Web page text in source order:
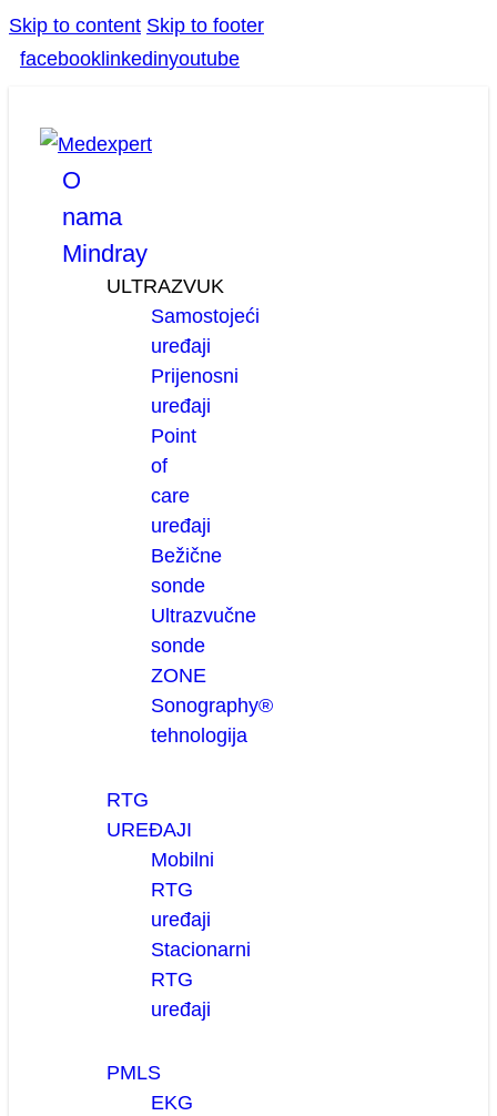
Skip to content Skip to footer
facebook linkedinyoutube
O
nama
Mindray
ULTRAZVUK
Samostojeći
uređaji
Prijenosni
uređaji
Point
of
care
uređaji
Bežične
sonde
Ultrazvučne
sonde
ZONE
Sonography®
tehnologija
RTG
UREĐAJI
Mobilni
RTG
uređaji
Stacionarni
RTG
uređaji
PMLS
EKG